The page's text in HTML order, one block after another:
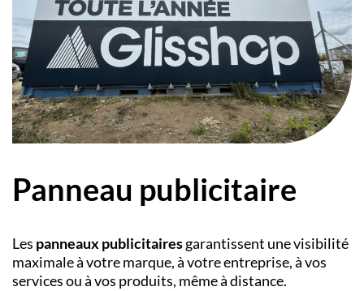
Panneau publicitaire
Les panneaux publicitairesgarantissent une visibilité
maximale à votre marque, à votre entreprise, à vos
services ou à vos produits, même à distance.